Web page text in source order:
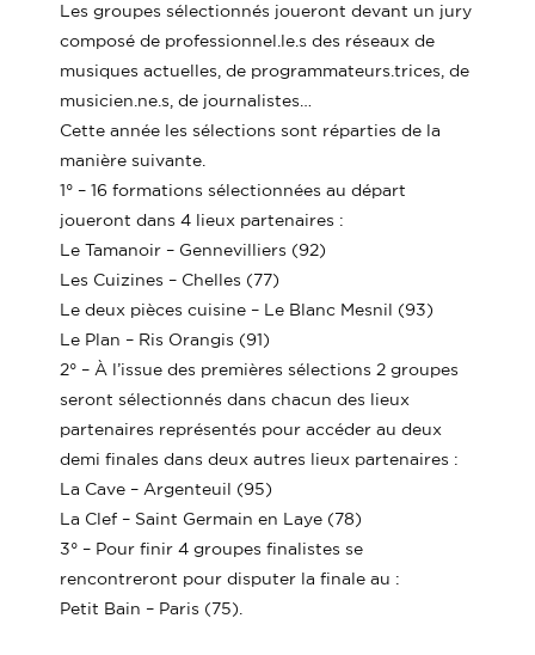
Les groupes sélectionnés joueront devant un jury
composé de professionnel.le.s des réseaux de
musiques actuelles, de programmateurs.trices, de
musicien.ne.s, de journalistes…
Cette année les sélections sont réparties de la
manière suivante.
1° – 16 formations sélectionnées au départ
joueront dans 4 lieux partenaires :
Le Tamanoir – Gennevilliers (92)
Les Cuizines – Chelles (77)
Le deux pièces cuisine – Le Blanc Mesnil (93)
Le Plan – Ris Orangis (91)
2° – À l’issue des premières sélections 2 groupes
seront sélectionnés dans chacun des lieux
partenaires représentés pour accéder au deux
demi finales dans deux autres lieux partenaires :
La Cave – Argenteuil (95)
La Clef – Saint Germain en Laye (78)
3° – Pour finir 4 groupes finalistes se
rencontreront pour disputer la finale au :
Petit Bain – Paris (75).